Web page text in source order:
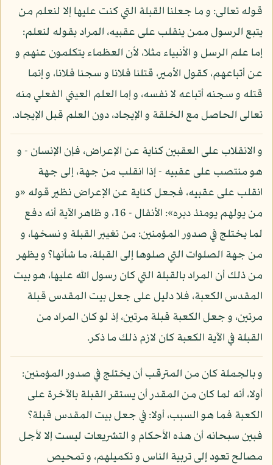
قوله تعالى: و ما جعلنا القبلة التي كنت عليها إلا لنعلم من
يتبع الرسول ممن ينقلب على عقبيه، المراد بقوله لنعلم:
إما علم الرسل و الأنبياء مثلا، لأن العظماء يتكلمون عنهم و
عن أتباعهم، كقول الأمير، قتلنا فلانا و سجنا فلانا، و إنما
قتله و سجنه أتباعه لا نفسه، و إما العلم العيني الفعلي منه
تعالى الحاصل مع الخلقة و الإيجاد، دون العلم قبل الإيجاد.
و الانقلاب على العقبين كناية عن الإعراض، فإن الإنسان - و
هو منتصب على عقبيه - إذا انقلب من جهة، إلى جهة
انقلب على عقبيه، فجعل كناية عن الإعراض نظير قوله «و
من يولهم يومئذ دبره»: الأنفال - 16، و ظاهر الآية أنه دفع
لما يختلج في صدور المؤمنين: من تغيير القبلة و نسخها، و
من جهة الصلوات التي صلوها إلى القبلة، ما شأنها؟ و يظهر
من ذلك أن المراد بالقبلة التي كان رسول الله عليها، هو بيت
المقدس الكعبة، فلا دليل على جعل بيت المقدس قبلة
مرتين، و جعل الكعبة قبلة مرتين، إذ لو كان المراد من
القبلة في الآية الكعبة كان لازم ذلك ما ذكر.
و بالجملة كان من المترقب أن يختلج في صدور المؤمنين:
أولا، أنه لما كان من المقدر أن يستقر القبلة بالآخرة على
الكعبة فما هو السبب، أولا: في جعل بيت المقدس قبلة؟
فبين سبحانه أن هذه الأحكام و التشريعات ليست إلا لأجل
مصالح تعود إلى تربية الناس و تكميلهم، و تمحيص